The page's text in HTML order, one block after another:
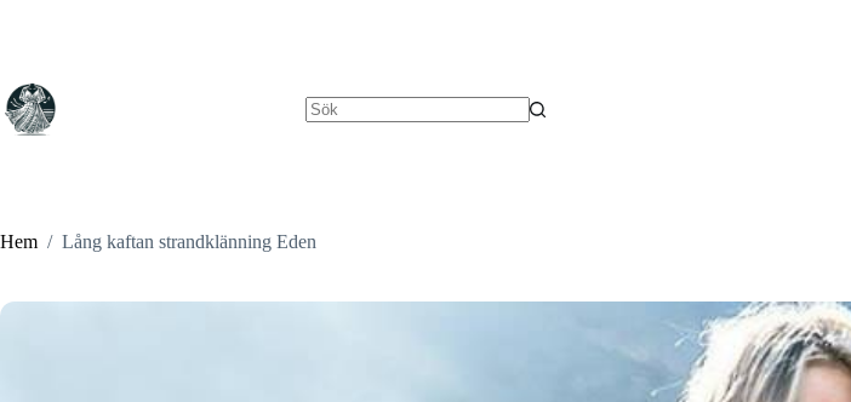
Hem / Lång kaftan strandklänning Eden